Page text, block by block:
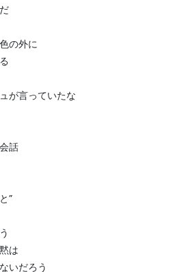
の外に
が言っていたな
話
”
は
いだろう